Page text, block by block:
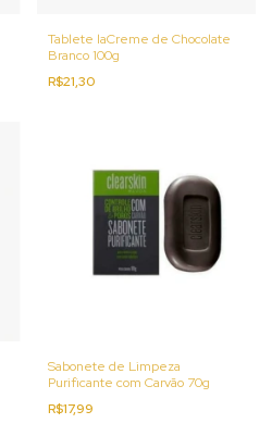
Tablete laCreme de Chocolate
Branco 100g
R$21,30
Sabonete de Limpeza
Purificante com Carvão 70g
R$17,99